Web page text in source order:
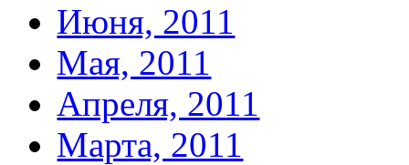
Июня, 2011
Мая, 2011
Апреля, 2011
Марта, 2011